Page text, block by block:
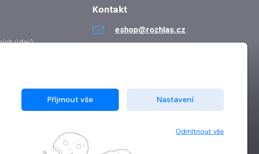
údajů
Kontakt
eshop@rozhlas.cz
Přijmout vše Nastavení
Odmítnout vše